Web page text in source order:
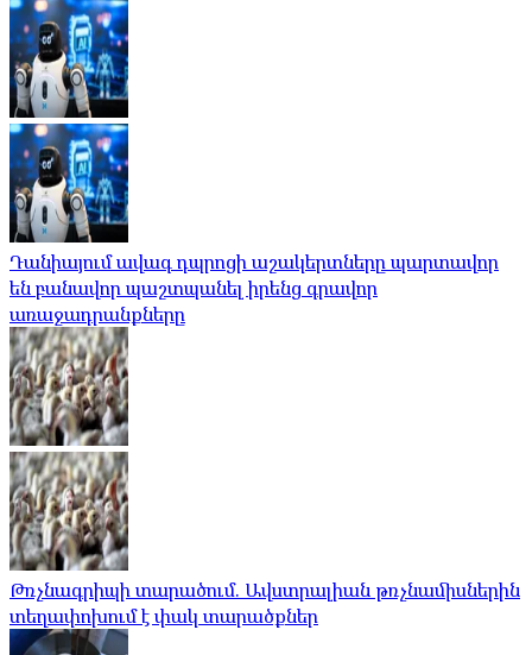
Դանիայում ավագ դպրոցի աշակերտները պարտավոր
են բանավոր պաշտպանել իրենց գրավոր
առաջադրանքները
Թռչնագրիպի տարածում. Ավստրալիան թռչնամիսներին
տեղափոխում է փակ տարածքներ